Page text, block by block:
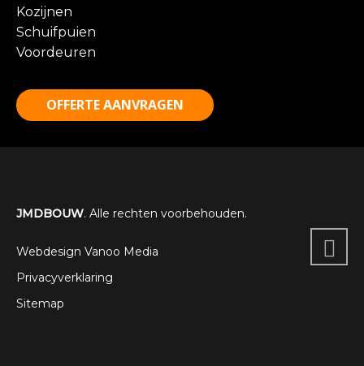
Kozijnen
Schuifpuien
Voordeuren
OFFERTE AANVRAGEN
JMDBOUW. Alle rechten voorbehouden.
Webdesign Vanoo Media
Privacyverklaring
Sitemap